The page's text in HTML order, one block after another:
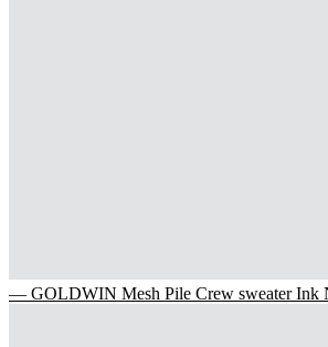
— GOLDWIN Mesh Pile Crew sweater Ink